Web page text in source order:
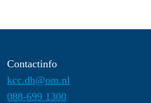
Contactinfo
kcc.dh@om.nl
088-699 1300